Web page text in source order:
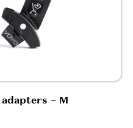
adapters – M